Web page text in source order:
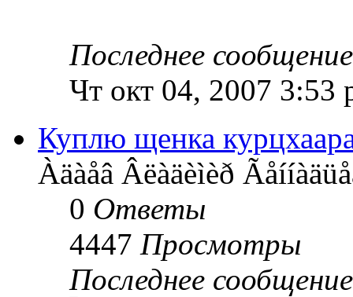
Последнее
Чт окт 04, 2007 3:53
Куплю щенка
Àäàåâ Âëàäèìèð
0 Ответы
4447 Просмотры
Последнее